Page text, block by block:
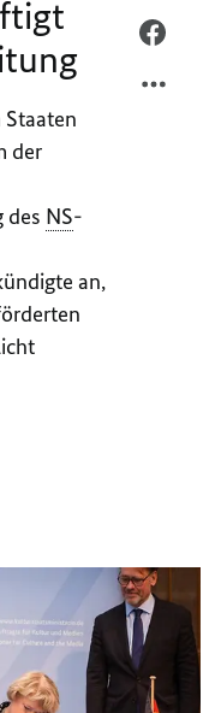
der
des NS-
an,